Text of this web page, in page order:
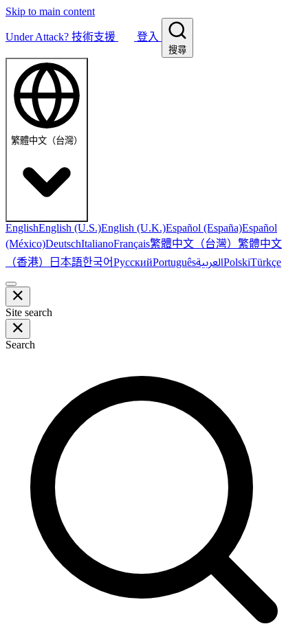
Skip to main content
Under Attack? 技術支援 登入
搜尋
繁體中文（台灣）
EnglishEnglish (U.S.)English (U.K.)Español (España)Español
(México)DeutschItalianoFrançais繁體中文（台灣） 繁體中文
（香港） 日本語한국어РусскийPortuguêsالعربيةPolskiTürkçe
Site search
Search